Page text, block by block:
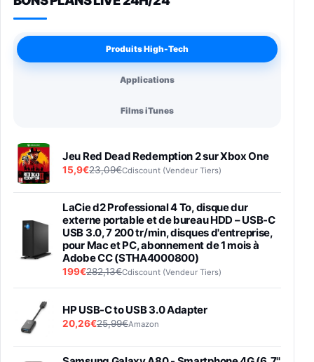
Produits High-Tech
Applications
Films iTunes
Jeu Red Dead Redemption 2 sur Xbox One
15,9€23,09€Cdiscount (Vendeur Tiers)
LaCie d2 Professional 4 To, disque dur
externe portable et de bureau HDD – USB-C
USB 3.0, 7 200 tr/min, disques d'entreprise,
pour Mac et PC, abonnement de 1 mois à
Adobe CC (STHA4000800)
199€282,13€Cdiscount (Vendeur Tiers)
HP USB-C to USB 3.0 Adapter
20,26€25,99€Amazon